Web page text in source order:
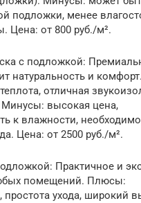
подложки, менее
Цена: от 800 руб./м².
с подложкой:
натуральность и
отличная
Минусы: высокая цена,
к влажности,
Цена: от 2500 руб./м².
Практичное и
помещений. Плюсы:
простота ухода, широкий